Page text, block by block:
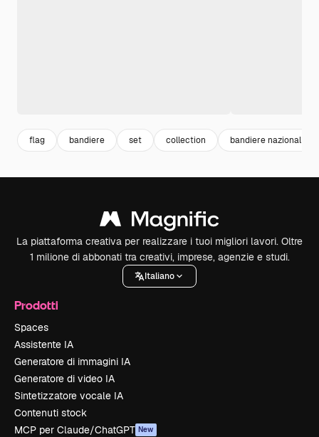
flag bandiere set collection bandiere nazionali
La piattaforma creativa per realizzare i tuoi migliori lavori. Oltre
1 milione di abbonati tra creativi, imprese, agenzie e studi.
Italiano
Prodotti
Spaces
Assistente IA
Generatore di immagini IA
Generatore di video IA
Sintetizzatore vocale IA
Contenuti stock
MCP per Claude/ChatGPT New